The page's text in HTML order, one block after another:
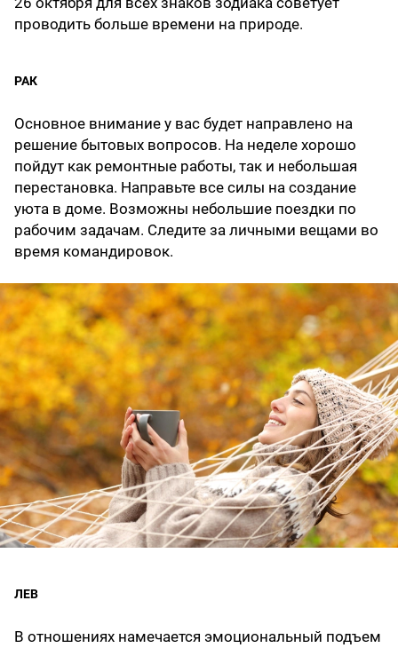
проводить больше времени на природе.
РАК
Основное внимание у вас будет направлено на
решение бытовых вопросов. На неделе хорошо
пойдут как ремонтные работы, так и небольшая
перестановка. Направьте все силы на создание
уюта в доме. Возможны небольшие поездки по
рабочим задачам. Следите за личными вещами во
время командировок.
ЛЕВ
В отношениях намечается эмоциональный подъем